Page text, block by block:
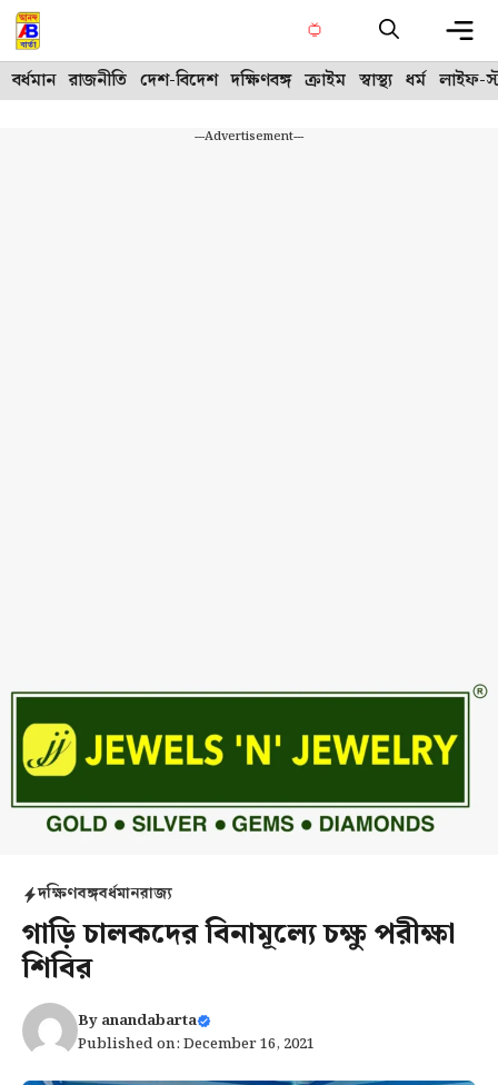
Skip
to
content
বর্ধমান রাজনীতি দেশ-বিদেশ দক্ষিণবঙ্গ ক্রাইম স্বাস্থ্য ধর্ম লাইফ-
---Advertisement---
দক্ষিণবঙ্গবর্ধমানরাজ্য
গাড়ি চালকদের বিনামূল্যে চক্ষু পরীক্ষা
শিবির
Byanandabarta
Published on: December 16, 2021